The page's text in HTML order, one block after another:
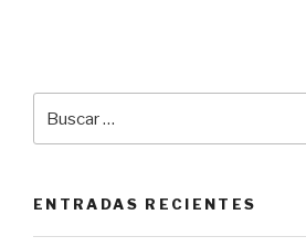
ENTRADAS RECIENTES